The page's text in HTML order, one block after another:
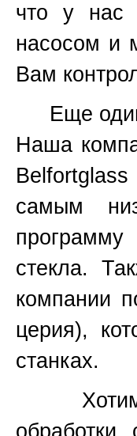
что у нас
насосом и
Вам
Еще один
Наша
самым
программу
стекла.
компании
церия),
станках.
Хотим